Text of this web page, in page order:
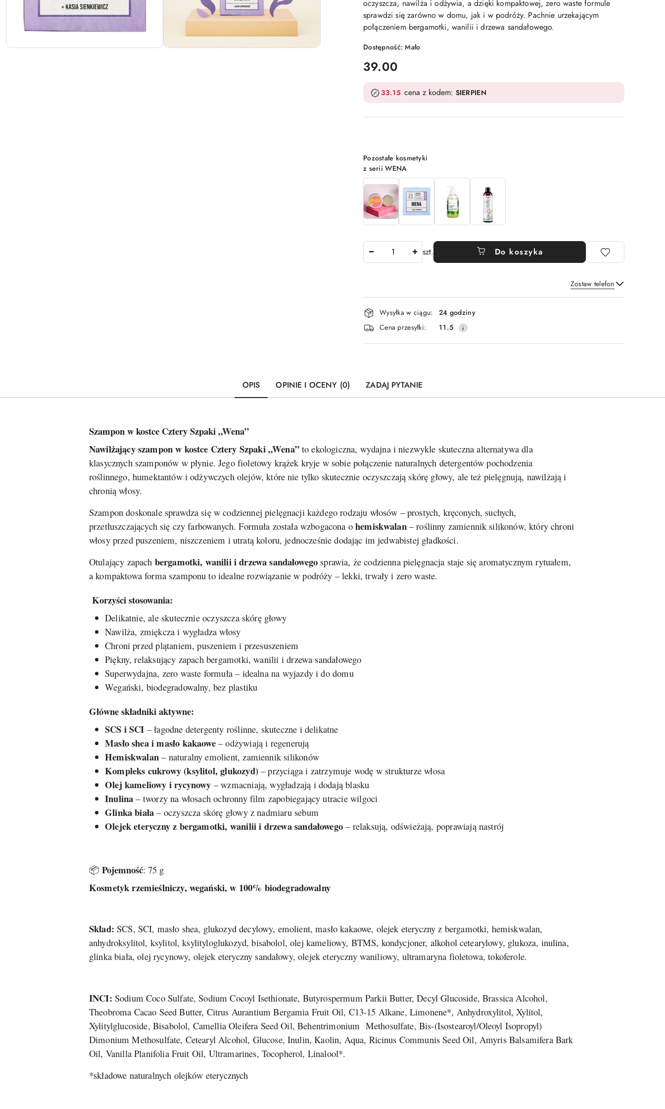
oczyszcza, nawilża i odżywia, a dzięki kompaktowej, zero waste formule
sprawdzi się zarówno w domu, jak i w podróży. Pachnie urzekającym
połączeniem bergamotki, wanilii i drzewa sandałowego.
Dostępność:Mało
cena:
39.00
33.15 cena z kodem: SIERPIEN
Wariant
Pozostałe kosmetyki
z serii WENA
szt. Do koszyka
Zostaw telefon
Wyślij
Dostępność
i
dostawa
Wysyłka w ciągu:
24 godziny
Cena przesyłki:
11.5
OPIS OPINIE I OCENY (0) ZADAJ PYTANIE
Szampon w kostce Cztery Szpaki „Wena”
Nawilżający szampon w kostce Cztery Szpaki „Wena”to ekologiczna, wydajna i niezwykle skuteczna alternatywa dla
klasycznych szamponów w płynie. Jego fioletowy krążek kryje w sobie połączenie naturalnych detergentów pochodzenia
roślinnego, humektantów i odżywczych olejów, które nie tylko skutecznie oczyszczają skórę głowy, ale też pielęgnują, nawilżają i
chronią włosy.
Szampon doskonale sprawdza się w codziennej pielęgnacji każdego rodzaju włosów – prostych, kręconych, suchych,
przetłuszczających się czy farbowanych. Formuła została wzbogacona ohemiskwalan– roślinny zamiennik silikonów, który chroni
włosy przed puszeniem, niszczeniem i utratą koloru, jednocześnie dodając im jedwabistej gładkości.
Otulający zapach bergamotki, wanilii i drzewa sandałowego sprawia, że codzienna pielęgnacja staje się aromatycznym rytuałem,
a kompaktowa forma szamponu to idealne rozwiązanie w podróży – lekki, trwały i zero waste.
Korzyści stosowania:
Delikatnie, ale skutecznie oczyszcza skórę głowy
Nawilża, zmiękcza i wygładza włosy
Chroni przed plątaniem, puszeniem i przesuszeniem
Piękny, relaksujący zapach bergamotki, wanilii i drzewa sandałowego
Superwydajna, zero waste formuła – idealna na wyjazdy i do domu
Wegański, biodegradowalny, bez plastiku
Główne składniki aktywne:
SCS i SCI – łagodne detergenty roślinne, skuteczne i delikatne
Masło shea i masło kakaowe– odżywiają i regenerują
Hemiskwalan – naturalny emolient, zamiennik silikonów
Kompleks cukrowy (ksylitol, glukozyd)– przyciąga i zatrzymuje wodę w strukturze włosa
Olej kameliowy i rycynowy – wzmacniają, wygładzają i dodają blasku
Inulina – tworzy na włosach ochronny film zapobiegający utracie wilgoci
Glinka biała – oczyszcza skórę głowy z nadmiaru sebum
Olejek eteryczny z bergamotki, wanilii i drzewa sandałowego – relaksują, odświeżają, poprawiają nastrój
📦 Pojemność: 75 g
Kosmetyk rzemieślniczy, wegański, w 100% biodegradowalny
Skład: SCS, SCI, masło shea, glukozyd decylowy, emolient, masło kakaowe, olejek eteryczny z bergamotki, hemiskwalan,
anhydroksylitol, ksylitol, ksylityloglukozyd, bisabolol, olej kameliowy, BTMS, kondycjoner, alkohol cetearylowy, glukoza, inulina,
glinka biała, olej rycynowy, olejek eteryczny sandałowy, olejek eteryczny waniliowy, ultramaryna fioletowa, tokoferole.
INCI: Sodium Coco Sulfate, Sodium Cocoyl Isethionate, Butyrospermum Parkii Butter, Decyl Glucoside, Brassica Alcohol,
Theobroma Cacao Seed Butter, Citrus Aurantium Bergamia Fruit Oil, C13-15 Alkane, Limonene*, Anhydroxylitol, Xylitol,
Xylitylglucoside, Bisabolol, Camellia Oleifera Seed Oil, Behentrimonium Methosulfate, Bis-(Isostearoyl/Oleoyl Isopropyl)
Dimonium Methosulfate, Cetearyl Alcohol, Glucose, Inulin, Kaolin, Aqua, Ricinus Communis Seed Oil, Amyris Balsamifera Bark
Oil, Vanilla Planifolia Fruit Oil, Ultramarines, Tocopherol, Linalool*.
*składowe naturalnych olejków eterycznych